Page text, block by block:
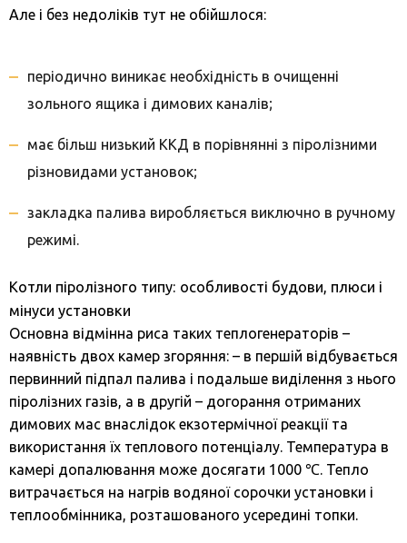
Але і без недоліків тут не обійшлося:
періодично виникає необхідність в очищенні
зольного ящика і димових каналів;
має більш низький ККД в порівнянні з піролізними
різновидами установок;
закладка палива виробляється виключно в ручному
режимі.
Котли піролізного типу: особливості будови, плюси і
мінуси установки
Основна відмінна риса таких теплогенераторів –
наявність двох камер згоряння: – в першій відбувається
первинний підпал палива і подальше виділення з нього
піролізних газів, а в другій – догорання отриманих
димових мас внаслідок екзотермічної реакції та
використання їх теплового потенціалу. Температура в
камері допалювання може досягати 1000 ℃. Тепло
витрачається на нагрів водяної сорочки установки і
теплообмінника, розташованого усередині топки.